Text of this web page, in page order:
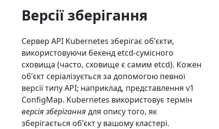
Версії зберігання
Сервер API Kubernetes зберігає обʼєкти,
використовуючи бекенд etcd-сумісного
сховища (часто, сховище є самим etcd). Кожен
обʼєкт серіалізується за допомогою певної
версії типу API; наприклад, представлення v1
ConfigMap. Kubernetes використовує термін
версія зберігання для опису того, як
зберігається обʼєкт у вашому кластері.